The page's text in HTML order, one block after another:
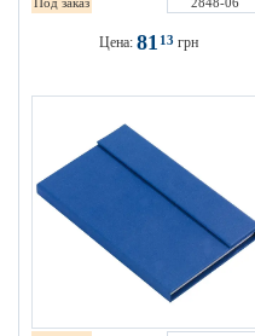
Цена: 8113 грн